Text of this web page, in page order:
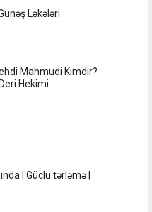
Ləkələri
Mahmudi Kimdir?
Hekimi
| Güclü tərləmə |